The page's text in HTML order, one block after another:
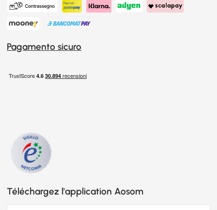
Pagamento sicuro
Téléchargez l'application Aosom